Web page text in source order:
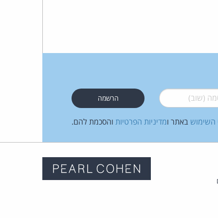
(שוב)*
השימוש באתר ומדיניות הפרטיות והסכמת להם.